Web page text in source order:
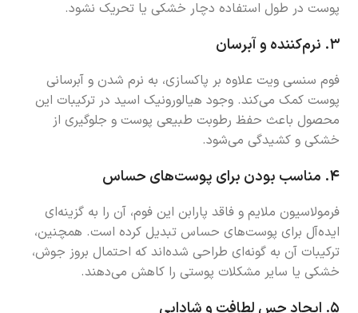
پوست در طول استفاده دچار خشکی یا تحریک نشود.
۳. نرم‌کننده و آبرسان
فوم سنسی ویت علاوه بر پاکسازی، به نرم شدن و آبرسانی
پوست کمک می‌کند. وجود هیالورونیک اسید در ترکیبات این
محصول باعث حفظ رطوبت طبیعی پوست و جلوگیری از
خشکی و کشیدگی می‌شود.
۴. مناسب بودن برای پوست‌های حساس
فرمولاسیون ملایم و فاقد پارابن این فوم، آن را به گزینه‌ای
ایده‌آل برای پوست‌های حساس تبدیل کرده است. همچنین،
ترکیبات آن به گونه‌ای طراحی شده‌اند که احتمال بروز جوش،
خشکی یا سایر مشکلات پوستی را کاهش می‌دهند.